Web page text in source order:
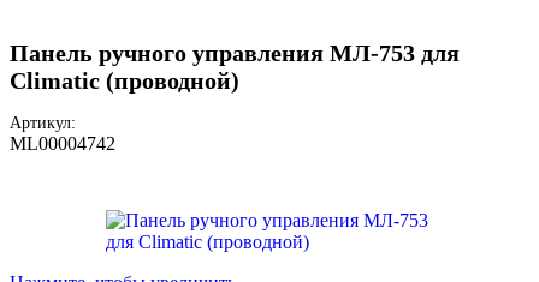
Панель ручного управления MЛ-753 для
Climatic (проводной)
Артикул:
ML00004742